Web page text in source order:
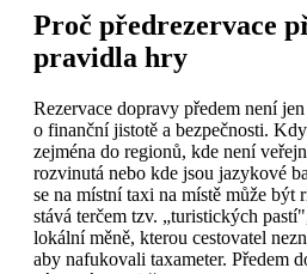
Proč předrezervace
pravidla hry
Rezervace dopravy předem není
o finanční jistotě a bezpečnosti.
zejména do regionů, kde není
rozvinutá nebo kde jsou jazykové
se na místní taxi na místě může být
stává terčem tzv. „turistických
lokální měně, kterou cestovatel
aby nafukovali taxameter. Předem